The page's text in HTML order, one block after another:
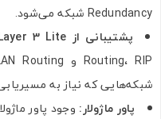
Redundancy شبکه می‌شود.
پشتیبانی از Layer 3 Lite:
شبکه‌هایی که نیاز به
پاور ماژولار: